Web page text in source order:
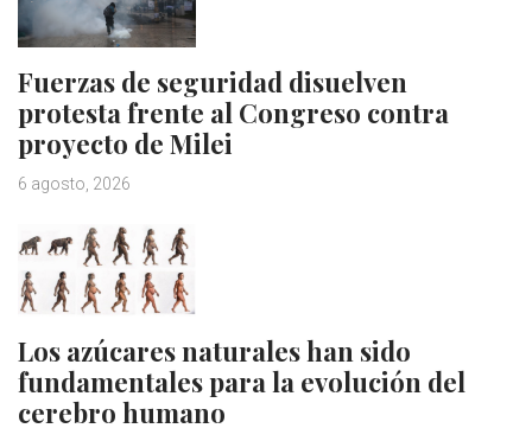
Fuerzas de seguridad disuelven
protesta frente al Congreso contra
proyecto de Milei
6 agosto, 2026
Los azúcares naturales han sido
fundamentales para la evolución del
cerebro humano